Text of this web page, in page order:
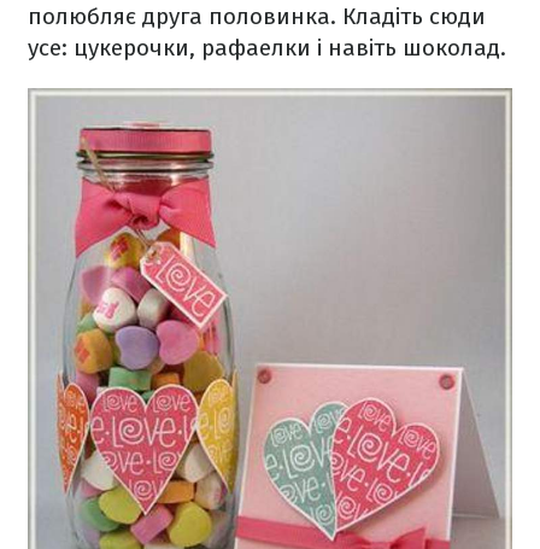
полюбляє друга половинка. Кладіть сюди
усе: цукерочки, рафаелки і навіть шоколад.